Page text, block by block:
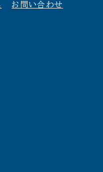
お問い合わせ